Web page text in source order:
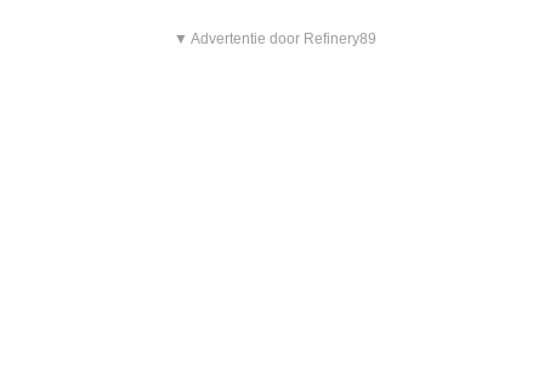
▼ Advertentie door Refinery89